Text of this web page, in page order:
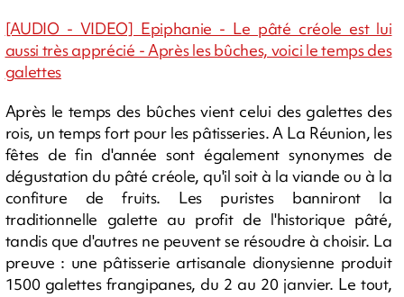
[AUDIO - VIDEO] Epiphanie - Le pâté créole est lui
aussi très apprécié - Après les bûches, voici le temps des
galettes
Après le temps des bûches vient celui des galettes des
rois, un temps fort pour les pâtisseries. A La Réunion, les
fêtes de fin d'année sont également synonymes de
dégustation du pâté créole, qu'il soit à la viande ou à la
confiture de fruits. Les puristes banniront la
traditionnelle galette au profit de l'historique pâté,
tandis que d'autres ne peuvent se résoudre à choisir. La
preuve : une pâtisserie artisanale dionysienne produit
1500 galettes frangipanes, du 2 au 20 janvier. Le tout,